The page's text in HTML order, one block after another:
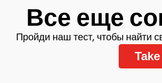
Все еще
Пройди наш тест, чтобы найти